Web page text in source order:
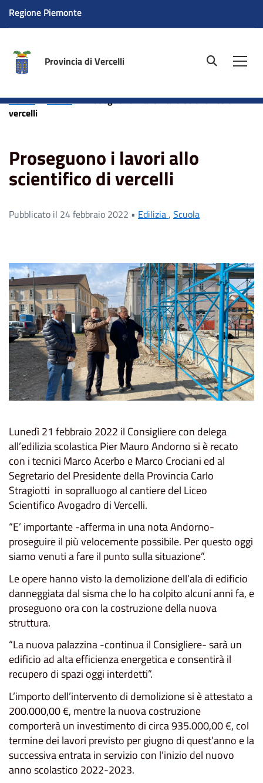
Regione Piemonte
Provincia di Vercelli site.searc
Home News
Proseguono i lavori allo scientifico di
vercelli
Proseguono i lavori allo
scientifico di vercelli
Pubblicato il 24 febbraio 2022 • Edilizia, Scuola
Lunedì 21 febbraio 2022 il Consigliere con delega
all’edilizia scolastica Pier Mauro Andorno si è recato
con i tecnici Marco Acerbo e Marco Crociani ed al
Segretario del Presidente della Provincia Carlo
Stragiotti in sopralluogo al cantiere del Liceo
Scientifico Avogadro di Vercelli.
“E’ importante -afferma in una nota Andorno-
proseguire il più velocemente possibile. Per questo oggi
siamo venuti a fare il punto sulla situazione”.
Le opere hanno visto la demolizione dell’ala di edificio
danneggiata dal sisma che lo ha colpito alcuni anni fa, e
proseguono ora con la costruzione della nuova
struttura.
“La nuova palazzina -continua il Consigliere- sarà un
edificio ad alta efficienza energetica e consentirà il
recupero di spazi oggi interdetti”.
L’importo dell’intervento di demolizione si è attestato a
200.000,00 €, mentre la nuova costruzione
comporterà un investimento di circa 935.000,00 €, col
termine dei lavori previsto per giugno di quest’anno e la
successiva entrata in servizio con l’inizio del nuovo
anno scolastico 2022-2023.